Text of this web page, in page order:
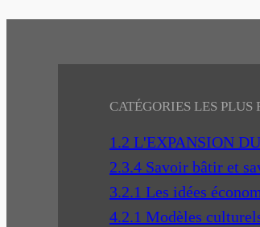
CATÉGORIES LES PLUS
1.2 L'EXPANSION
2.3.4 Savoir bâtir et
3.2.1 Les idées
4.2.1 Modèles